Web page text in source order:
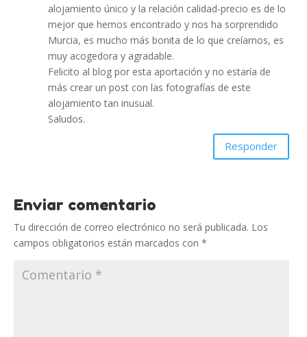
alojamiento único y la relación calidad-precio es de lo
mejor que hemos encontrado y nos ha sorprendido
Murcia, es mucho más bonita de lo que creíamos, es
muy acogedora y agradable.
Felicito al blog por esta aportación y no estaría de
más crear un post con las fotografías de este
alojamiento tan inusual.
Saludos.
Responder
Enviar comentario
Tu dirección de correo electrónico no será publicada. Los
campos obligatorios están marcados con *